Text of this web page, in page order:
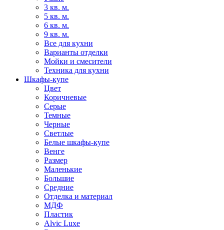
3 кв. м.
5 кв. м.
6 кв. м.
9 кв. м.
Все для кухни
Варианты отделки
Мойки и смесители
Техника для кухни
Шкафы-купе
Цвет
Коричневые
Серые
Темные
Черные
Светлые
Белые шкафы-купе
Венге
Размер
Маленькие
Большие
Средние
Отделка и материал
МДФ
Пластик
Alvic Luxe